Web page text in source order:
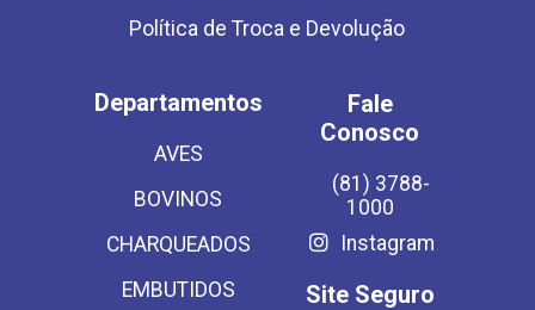
Política de Troca e Devolução
Departamentos
AVES
BOVINOS
CHARQUEADOS
EMBUTIDOS
Fale
Conosco
(81) 3788-
1000
Instagram
Site Seguro